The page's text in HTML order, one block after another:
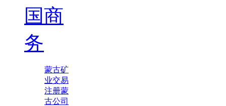
国商
务
蒙古矿
业交易
注册蒙
古公司